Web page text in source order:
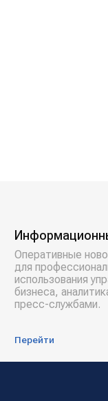
Оперативные
для
использования
бизнеса,
пресс-службами.
Перейти